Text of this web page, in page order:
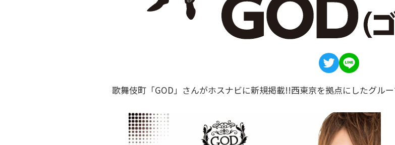
歌舞伎町「GOD」さんがホスナビに新規掲載!!西東京を拠点にしたグル